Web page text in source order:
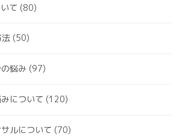
て (80)
(50)
悩み (97)
について (120)
ルについて (70)